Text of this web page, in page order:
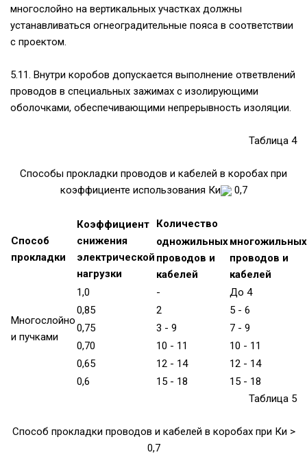
многослойно на вертикальных участках должны
устанавливаться огнеоградительные пояса в соответствии
с проектом.
5.11. Внутри коробов допускается выполнение ответвлений
проводов в специальных зажимах с изолирующими
оболочками, обеспечивающими непрерывность изоляции.
Таблица 4
Способы прокладки проводов и кабелей в коробах при
коэффициенте использования Ки
0,7
Способ
прокладки
Коэффициент
снижения
электрической
нагрузки
Количество
одножильных
проводов и
кабелей
многожильных
проводов и
кабелей
Многослойно
и пучками
1,0 -
До 4
0,85
2
5 - 6
0,75
3 - 9
7 - 9
0,70
10 - 11
10 - 11
0,65
12 - 14
12 - 14
0,6
15 - 18
15 - 18
Таблица 5
Способ прокладки проводов и кабелей в коробах при Ки >
0,7